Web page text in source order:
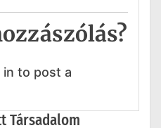
in to post a
Társadalom